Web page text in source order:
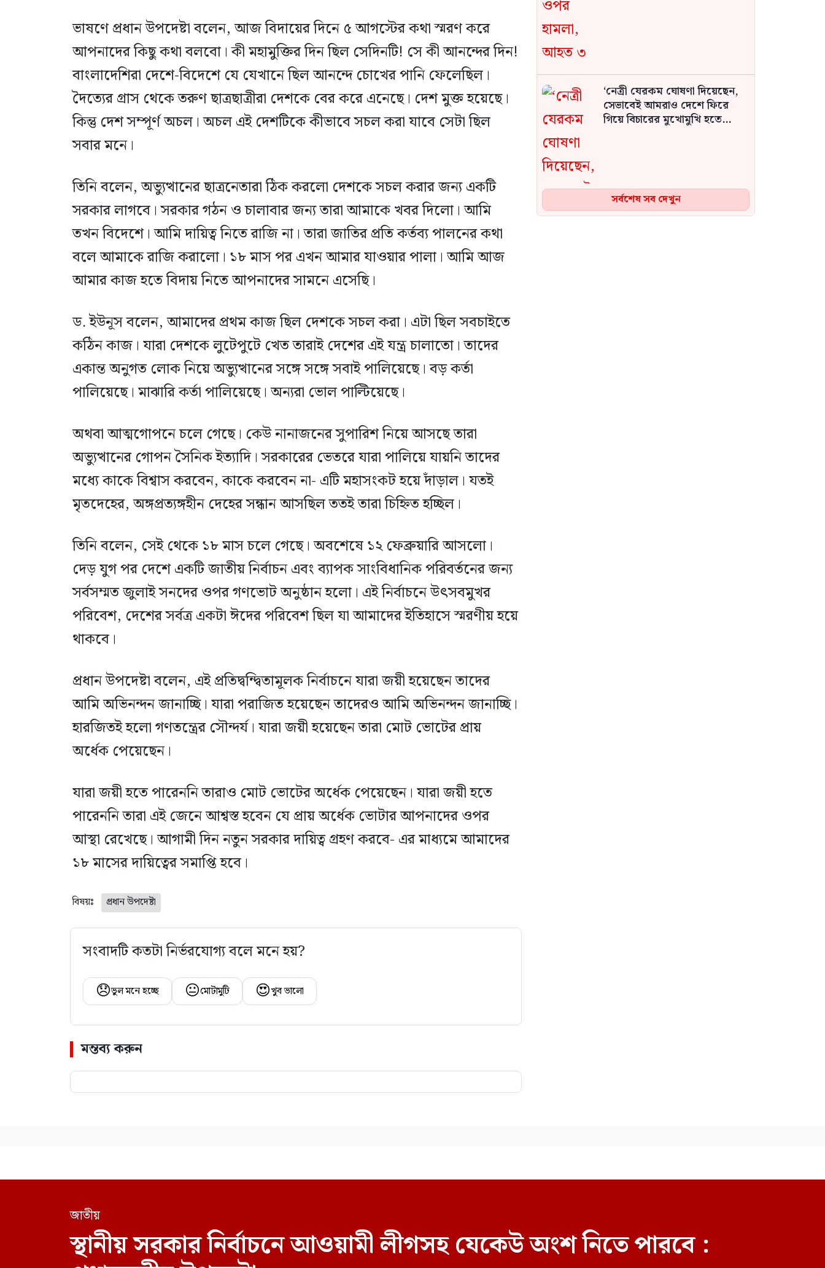
ভাষণে প্রধান উপদেষ্টা বলেন, আজ বিদায়ের দিনে ৫ আগস্টের কথা স্মরণ করে
আপনাদের কিছু কথা বলবো। কী মহামুক্তির দিন ছিল সেদিনটি! সে কী আনন্দের দিন!
বাংলাদেশিরা দেশে-বিদেশে যে যেখানে ছিল আনন্দে চোখের পানি ফেলেছিল।
দৈত্যের গ্রাস থেকে তরুণ ছাত্রছাত্রীরা দেশকে বের করে এনেছে। দেশ মুক্ত হয়েছে।
কিন্তু দেশ সম্পূর্ণ অচল। অচল এই দেশটিকে কীভাবে সচল করা যাবে সেটা ছিল
সবার মনে।
তিনি বলেন, অভ্যুত্থানের ছাত্রনেতারা ঠিক করলো দেশকে সচল করার জন্য একটি
সরকার লাগবে। সরকার গঠন ও চালাবার জন্য তারা আমাকে খবর দিলো। আমি
তখন বিদেশে। আমি দায়িত্ব নিতে রাজি না। তারা জাতির প্রতি কর্তব্য পালনের কথা
বলে আমাকে রাজি করালো। ১৮ মাস পর এখন আমার যাওয়ার পালা। আমি আজ
আমার কাজ হতে বিদায় নিতে আপনাদের সামনে এসেছি।
ড. ইউনূস বলেন, আমাদের প্রথম কাজ ছিল দেশকে সচল করা। এটা ছিল সবচাইতে
কঠিন কাজ। যারা দেশকে লুটেপুটে খেত তারাই দেশের এই যন্ত্র চালাতো। তাদের
একান্ত অনুগত লোক নিয়ে অভ্যুত্থানের সঙ্গে সঙ্গে সবাই পালিয়েছে। বড় কর্তা
পালিয়েছে। মাঝারি কর্তা পালিয়েছে। অন্যরা ভোল পাল্টিয়েছে।
অথবা আত্মগোপনে চলে গেছে। কেউ নানাজনের সুপারিশ নিয়ে আসছে তারা
অভ্যুত্থানের গোপন সৈনিক ইত্যাদি। সরকারের ভেতরে যারা পালিয়ে যায়নি তাদের
মধ্যে কাকে বিশ্বাস করবেন, কাকে করবেন না- এটি মহাসংকট হয়ে দাঁড়াল। যতই
মৃতদেহের, অঙ্গপ্রত্যঙ্গহীন দেহের সন্ধান আসছিল ততই তারা চিহ্নিত হচ্ছিল।
তিনি বলেন, সেই থেকে ১৮ মাস চলে গেছে। অবশেষে ১২ ফেব্রুয়ারি আসলো।
দেড় যুগ পর দেশে একটি জাতীয় নির্বাচন এবং ব্যাপক সাংবিধানিক পরিবর্তনের জন্য
সর্বসম্মত জুলাই সনদের ওপর গণভোট অনুষ্ঠান হলো। এই নির্বাচনে উৎসবমুখর
পরিবেশ, দেশের সর্বত্র একটা ঈদের পরিবেশ ছিল যা আমাদের ইতিহাসে স্মরণীয় হয়ে
থাকবে।
প্রধান উপদেষ্টা বলেন, এই প্রতিদ্বন্দ্বিতামূলক নির্বাচনে যারা জয়ী হয়েছেন তাদের
আমি অভিনন্দন জানাচ্ছি। যারা পরাজিত হয়েছেন তাদেরও আমি অভিনন্দন জানাচ্ছি।
হারজিতই হলো গণতন্ত্রের সৌন্দর্য। যারা জয়ী হয়েছেন তারা মোট ভোটের প্রায়
অর্ধেক পেয়েছেন।
যারা জয়ী হতে পারেননি তারাও মোট ভোটের অর্ধেক পেয়েছেন। যারা জয়ী হতে
পারেননি তারা এই জেনে আশ্বস্ত হবেন যে প্রায় অর্ধেক ভোটার আপনাদের ওপর
আস্থা রেখেছে। আগামী দিন নতুন সরকার দায়িত্ব গ্রহণ করবে- এর মাধ্যমে আমাদের
১৮ মাসের দায়িত্বের সমাপ্তি হবে।
বিষয়ঃ প্রধান উপদেষ্টা
সংবাদটি কতটা নির্ভরযোগ্য বলে মনে হয়?
😞ভুল মনে হচ্ছে 😐মোটামুটি 😍খুব ভালো
মন্তব্য করুন
‘নেত্রী যেরকম ঘোষণা দিয়েছেন,
সেভাবেই আমরাও দেশে ফিরে
গিয়ে বিচারের মুখোমুখি হতে
সর্বশেষ সব দেখুন
জাতীয়
স্থানীয় সরকার নির্বাচনে আওয়ামী লীগসহ যেকেউ অংশ নিতে পারবে :